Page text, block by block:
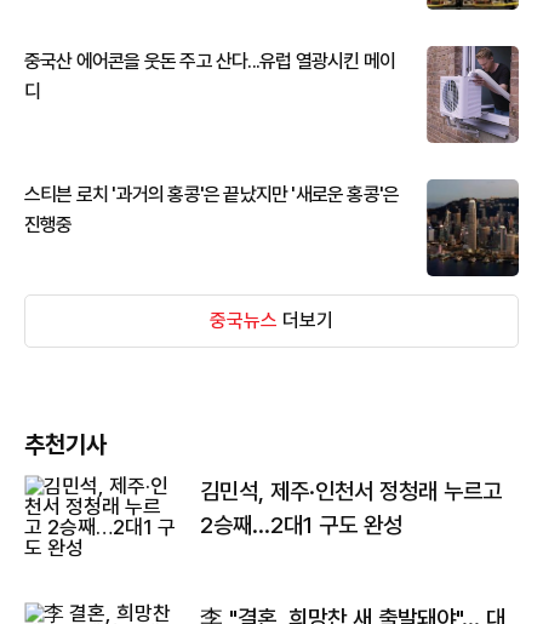
중국산 에어콘을 웃돈 주고 산다...유럽 열광시킨 메이
디
스티븐 로치 '과거의 홍콩'은 끝났지만 '새로운 홍콩'은
진행중
중국뉴스 더보기
추천기사
김민석, 제주·인천서 정청래 누르고
2승째…2대1 구도 완성